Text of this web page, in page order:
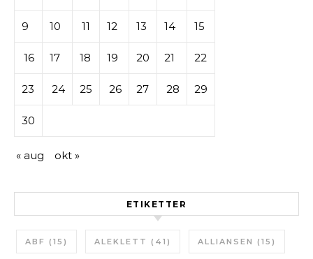
9 10 11 12 13 14 15
16 17 18 19 20 21 22
23 24 25 26 27 28 29
30
« aug okt »
ETIKETTER
ABF (15) ALEKLETT (41) ALLIANSEN (15)